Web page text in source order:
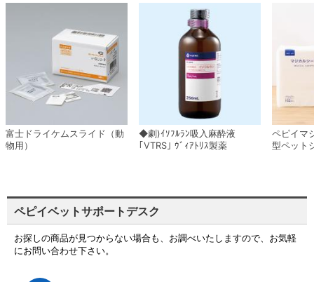
富士ドライケムスライド（動
物用）
◆劇)ｲｿﾌﾙﾗﾝ吸入麻酔液
｢VTRS｣ ｳﾞｨｱﾄﾘｽ製薬
ペピイマ
型ペット
ペピイベットサポートデスク
お探しの商品が見つからない場合も、お調べいたしますので、お気軽
にお問い合わせ下さい。